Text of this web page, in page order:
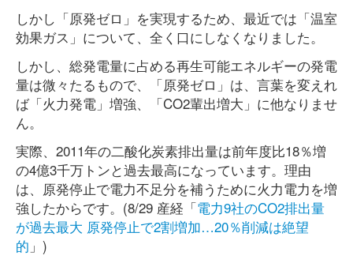
しかし「原発ゼロ」を実現するため、最近では「温室
効果ガス」について、全く口にしなくなりました。
しかし、総発電量に占める再生可能エネルギーの発電
量は微々たるもので、「原発ゼロ」は、言葉を変えれ
ば「火力発電」増強、「CO2輩出増大」に他なりませ
ん。
実際、2011年の二酸化炭素排出量は前年度比18％増
の4億3千万トンと過去最高になっています。理由
は、原発停止で電力不足分を補うために火力電力を増
強したからです。(8/29 産経「電力9社のCO2排出量
が過去最大 原発停止で2割増加…20％削減は絶望
的 」)